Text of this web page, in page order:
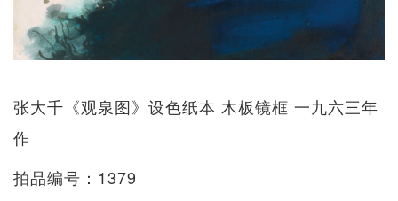
张大千《观泉图》设色纸本 木板镜框 一九六三年
作
拍品编号：1379